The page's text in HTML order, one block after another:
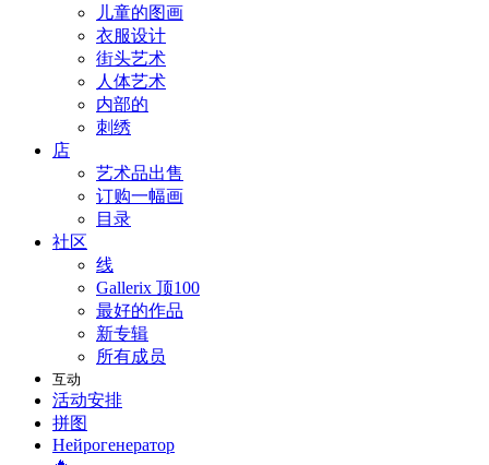
儿童的图画
衣服设计
街头艺术
人体艺术
内部的
刺绣
店
艺术品出售
订购一幅画
目录
社区
线
Gallerix 顶100
最好的作品
新专辑
所有成员
互动
活动安排
拼图
Нейрогенератор